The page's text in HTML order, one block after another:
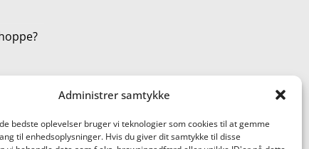
Administrer samtykke
bedste oplevelser bruger vi teknologier som cookies til at gemme
til enhedsoplysninger. Hvis du giver dit samtykke til disse